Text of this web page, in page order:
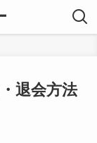
退会方法